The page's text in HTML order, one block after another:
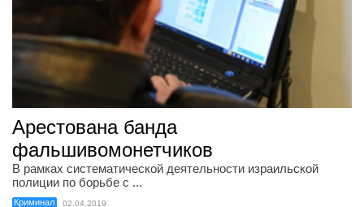
Арестована банда
фальшивомонетчиков
В рамках систематической деятельности израильской
полиции по борьбе с ...
Криминал 02.04.2019